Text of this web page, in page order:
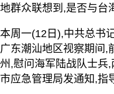
地群众联想到,是否与台
本周一(12日),中共总书
广东潮汕地区视察期间,
州,慰问海军陆战队士兵
市应急管理局发通知,指